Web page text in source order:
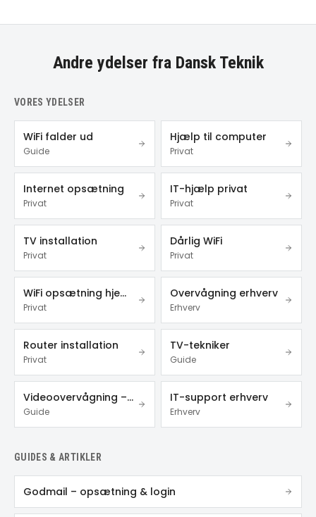
Andre ydelser fra Dansk Teknik
VORES YDELSER
WiFi falder ud
Guide
Hjælp til computer
Privat
Internet opsætning
Privat
IT-hjælp privat
Privat
TV installation
Privat
Dårlig WiFi
Privat
WiFi opsætning hjemme
Privat
Overvågning erhverv
Erhverv
Router installation
Privat
TV-tekniker
Guide
Videoovervågning – privat & erhverv
Guide
IT-support erhverv
Erhverv
GUIDES & ARTIKLER
Godmail – opsætning & login